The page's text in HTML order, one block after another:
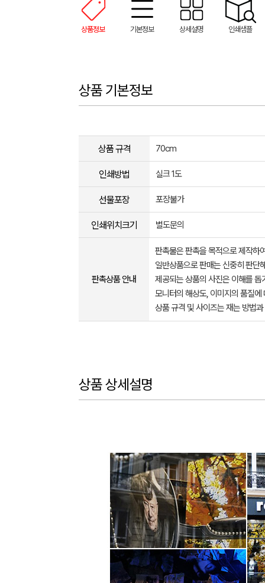
상품정보 기본정보 상세설명 인쇄샘플
상품 기본정보
상품 규격 70cm
인쇄방법 실크 1도
선물포장 포장불가
인쇄위치크기 별도문의
판촉상품 안내
판촉물은 판촉을 목적으로 제작하
일반상품으로 판매는 신중히 판단
제공되는 상품의 사진은 이해를
모니터의 해상도, 이미지의 품질
상품 규격 및 사이즈는 재는 방법
상품 상세설명